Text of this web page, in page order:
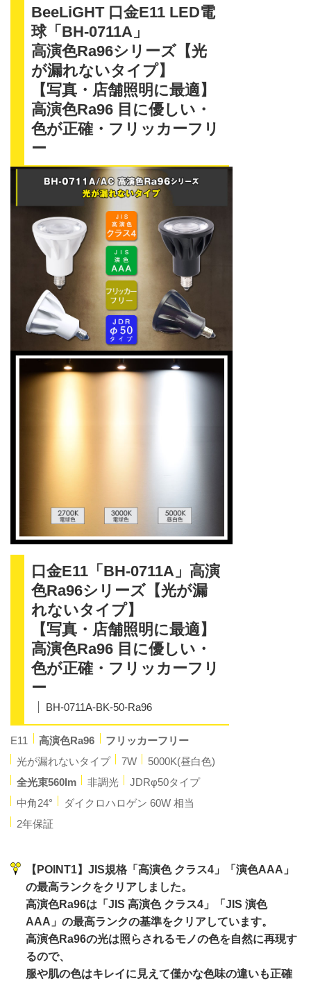
BeeLiGHT 口金E11 LED電
球「BH-0711A」
高演色Ra96シリーズ【光
が漏れないタイプ】
【写真・店舗照明に最適】
高演色Ra96 目に優しい・
色が正確・フリッカーフリ
ー
口金E11「BH-0711A」高演
色Ra96シリーズ【光が漏
れないタイプ】
【写真・店舗照明に最適】
高演色Ra96 目に優しい・
色が正確・フリッカーフリ
ー
BH-0711A-BK-50-Ra96
E11 高演色Ra96
フリッカーフリー
光が漏れないタイプ
7W
5000K(昼白色)
全光束560lm
非調光
JDRφ50タイプ
中角24°
ダイクロハロゲン 60W 相当
2年保証
【POINT1】JIS規格「高演色 クラス4」「演色AAA」
の最高ランクをクリアしました。
高演色Ra96は「JIS 高演色 クラス4」「JIS 演色
AAA」の最高ランクの基準をクリアしています。
高演色Ra96の光は照らされるモノの色を自然に再現す
るので、
服や肌の色はキレイに見えて僅かな色味の違いも正確